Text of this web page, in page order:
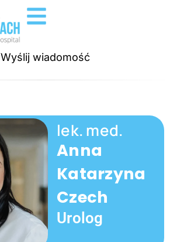
Wyślij wiadomość
lek. med.
Anna
Katarzyna
Czech
Urolog